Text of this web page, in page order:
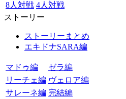
8人対戦 4人対戦
ストーリー
ストーリーまとめ
エキドナSARA編
マドゥ編
ゼラ編
リーチェ編 ヴェロア編
サレーネ編 完結編